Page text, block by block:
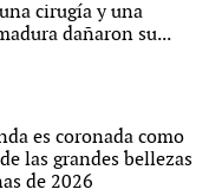
cirugía y una
dañaron su...
es coronada como
las grandes bellezas
de 2026